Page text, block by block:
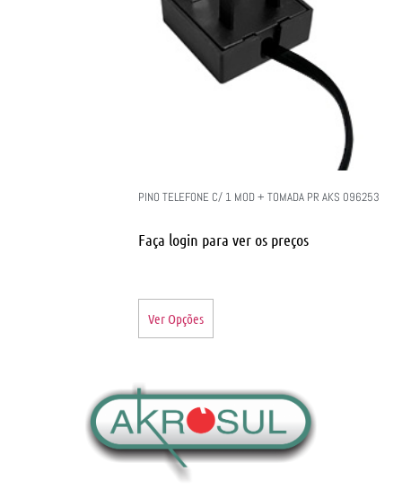
PINO TELEFONE C/ 1 MOD + TOMADA PR AKS 096253
Faça login para ver os preços
Ver Opções